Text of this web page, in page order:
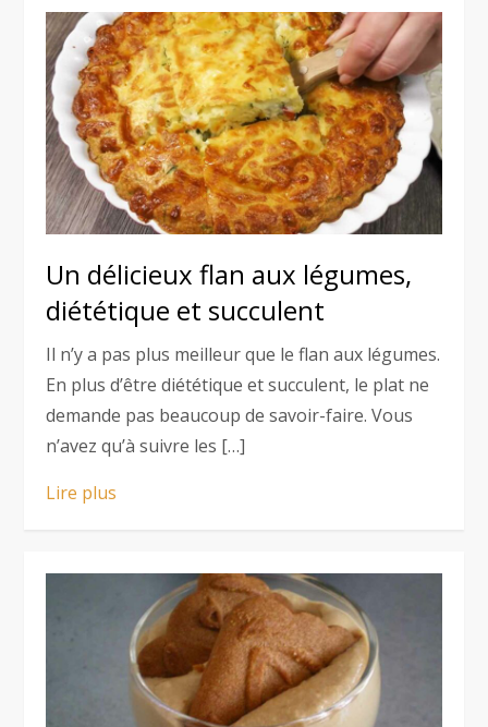
Un délicieux flan aux légumes,
diététique et succulent
Il n’y a pas plus meilleur que le flan aux légumes.
En plus d’être diététique et succulent, le plat ne
demande pas beaucoup de savoir-faire. Vous
n’avez qu’à suivre les […]
Lire plus